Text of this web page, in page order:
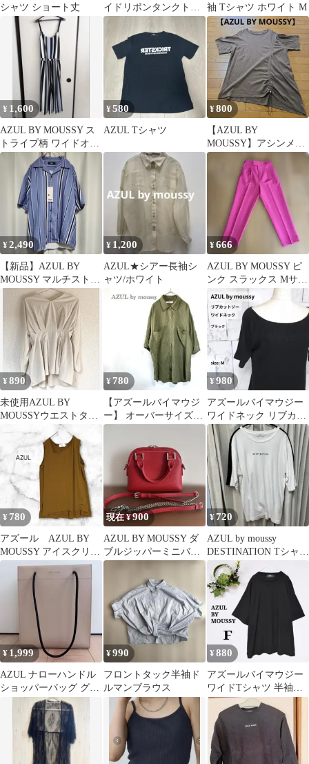
シャツ ショート丈
イドリボンタンクトッ
プ ブラック M
袖 Tシャツ ホワイト M
¥ 1,600
AZUL BY MOUSSY ス
トライプ柄 ワイドオー
ルインワン
¥580
AZUL Tシャツ
¥800
【AZUL BY
MOUSSY】アシンメト
リー五分袖 Tシャツ ブ
¥2,490
【新品】AZUL BY
MOUSSY マルチストラ
イプシャツ M 半袖
¥ 1,200
AZUL★シアー長袖シ
ャツ/ホワイト
¥666
AZUL BY MOUSSY ピ
ンク スラックス Mサイ
ズ
¥890
未使用AZUL BY
MOUSSYウエストタッ
クブラウス/ベージュS
¥780
【アズールバイマウジ
ー】 オーバーサイズシ
ャツ F カーキ ゆったり
¥980
アズールバイマウジー
ワイドネック リブカッ
トソー M ブラック 五
分袖
¥ 780
アズール AZUL BY
MOUSSY アイスクリー
ンフレアタンク M 夏
コーデ
現在 ¥900
AZUL BY MOUSSY ダ
ブルジッパーミニバッ
グ レッド
¥720
AZUL by moussy
DESTINATION Tシャ
ツ ゆるだほ
¥ 1,999
AZUL ナローハンドル
ショッパーバッグ グレ
イッシュベージュ
¥990
フロントタック半袖ド
ルマンブラウス
¥880
アズールバイマウジー
ワイドTシャツ 半袖カ
ットソー ゆったり コッ
トン混